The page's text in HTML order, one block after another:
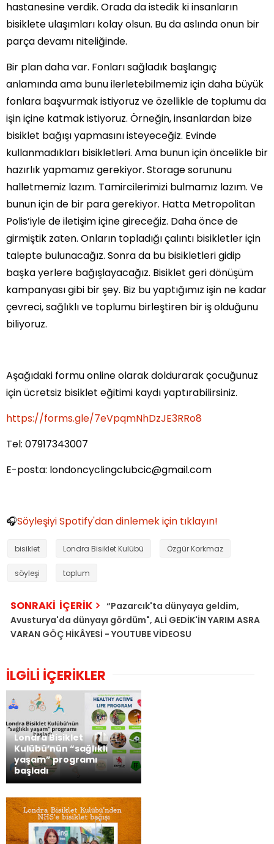
hastanesine verdik. Orada da istedik ki insanların
bisiklete ulaşımları kolay olsun. Bu da aslında onun bir
parça devamı niteliğinde.
Bir plan daha var. Fonları sağladık başlangıç
anlamında ama bunu ilerletebilmemiz için daha büyük
fonlara başvurmak istiyoruz ve özellikle de toplumu da
işin içine katmak istiyoruz. Örneğin, insanlardan bize
bisiklet bağışı yapmasını isteyeceğiz. Evinde
kullanmadıkları bisikletleri. Ama bunun için öncelikle bir
hazırlık yapmamız gerekiyor. Storage sorununu
halletmemiz lazım. Tamircilerimizi bulmamız lazım. Ve
bunun için de bir para gerekiyor. Hatta Metropolitan
Polis’iyle de iletişim içine gireceğiz. Daha önce de
girmiştik zaten. Onların topladığı çalıntı bisikletler için
talepte bulunacağız. Sonra da bu bisikletleri gidip
başka yerlere bağışlayacağız. Bisiklet geri dönüşüm
kampanyası gibi bir şey. Biz bu yaptığımız işin ne kadar
çevreci, sağlıklı ve toplumu birleştiren bir iş olduğunu
biliyoruz.
Aşağıdaki formu online olarak doldurarak çocuğunuz
için ücretsiz bisiklet eğitimi kaydı yaptırabilirsiniz.
https://forms.gle/7eVpqmNhDzJE3RRo8
Tel: 07917343007
E-posta: londoncyclingclubcic@gmail.com
🎧Söyleşiyi Spotify'dan dinlemek için tıklayın!
bisiklet Londra Bisiklet Kulübü Özgür Korkmaz
söyleşi toplum
SONRAKİ İÇERİK
“Pazarcık'ta dünyaya geldim,
Avusturya'da dünyayı gördüm", ALİ GEDİK'İN YARIM ASRA
VARAN GÖÇ HİKÂYESİ - YOUTUBE VİDEOSU
İLGİLİ İÇERİKLER
Londra Bisiklet
Kulübü’nün “sağlıklı
yaşam” programı
başladı